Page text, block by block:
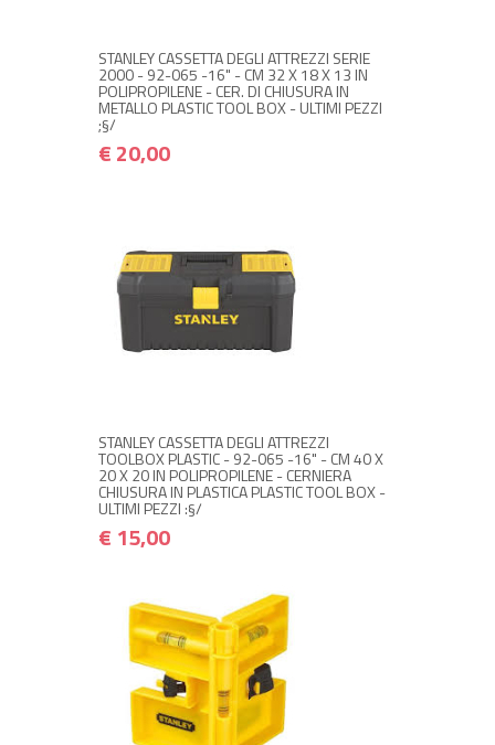
STANLEY CASSETTA DEGLI ATTREZZI SERIE
2000 - 92-065 -16" - CM 32 X 18 X 13 IN
POLIPROPILENE - CER. DI CHIUSURA IN
METALLO PLASTIC TOOL BOX - ULTIMI PEZZI
;§/
€ 20,00
STANLEY CASSETTA DEGLI ATTREZZI
TOOLBOX PLASTIC - 92-065 -16" - CM 40 X
20 X 20 IN POLIPROPILENE - CERNIERA
CHIUSURA IN PLASTICA PLASTIC TOOL BOX -
ULTIMI PEZZI :§/
€ 15,00
NON DISPONIBILE A MAGAZZINO
+ ACQUISTA